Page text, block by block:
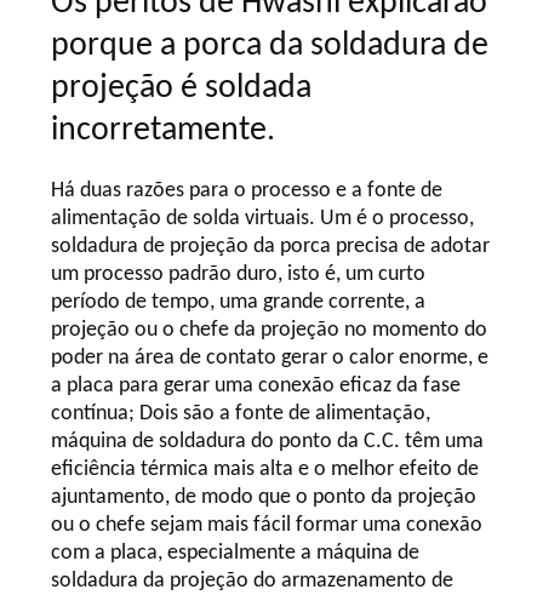
PEÇA
UMAS
CITAÇÕES
DO
SITE
POLÍTICA
PRIVACIDADE
porque a porca da soldadura de
projeção é soldada
incorretamente.
Há duas razões para o processo e a fonte de
alimentação de solda virtuais. Um é o processo,
soldadura de projeção da porca precisa de adotar
um processo padrão duro, isto é, um curto
período de tempo, uma grande corrente, a
projeção ou o chefe da projeção no momento do
poder na área de contato gerar o calor enorme, e
a placa para gerar uma conexão eficaz da fase
contínua; Dois são a fonte de alimentação,
máquina de soldadura do ponto da C.C. têm uma
eficiência térmica mais alta e o melhor efeito de
ajuntamento, de modo que o ponto da projeção
ou o chefe sejam mais fácil formar uma conexão
com a placa, especialmente a máquina de
soldadura da projeção do armazenamento de